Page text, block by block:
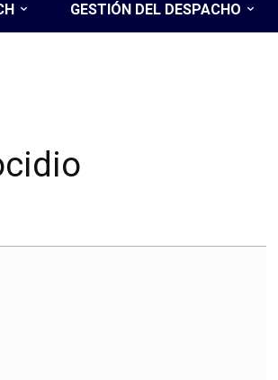
GESTIÓN DEL DESPACHO